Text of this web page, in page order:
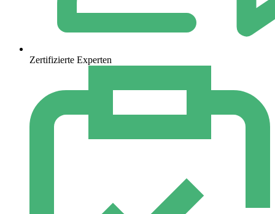
Zertifizierte Experten